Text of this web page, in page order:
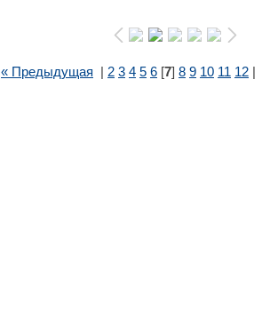
« Предыдущая 2 3 4 5 6 [7] 8 9 10 11 12